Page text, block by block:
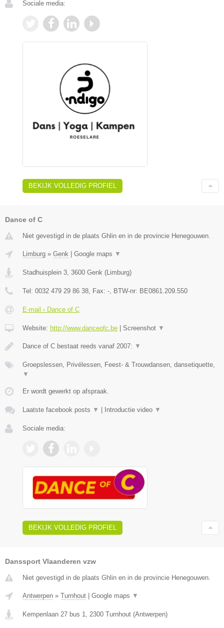
Sociale media:
BEKIJK VOLLEDIG PROFIEL
Dance of C
Niet gevestigd in de plaats Ghlin en in de provincie Henegouwen.
Limburg » Genk | Google maps ▼
Stadhuisplein 3 3600 Genk (Limburg)
Tel: 0032 479 29 86 38 , Fax: - , BTW-nr: BE0861.209.550
E-mail › Dance of C
Website: http://www.danceofc.be | Screenshot ▼
Dance of C bestaat reeds vanaf 2007: ▼
Groepslessen, Privélessen, Feest- & Trouwdansen, dansetiquette,
▼
Er wordt gewerkt op afspraak.
Laatste facebook posts ▼ | Introductie video ▼
Sociale media:
BEKIJK VOLLEDIG PROFIEL
Danssport Vlaanderen vzw
Niet gevestigd in de plaats Ghlin en in de provincie Henegouwen.
Antwerpen » Turnhout Google maps ▼
Kempenlaan 27 bus 1 2300 Turnhout (Antwerpen)